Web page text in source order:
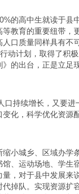
的高中生就读于县
教育的重要纽带，
口质量同样具有不
动计划，取得了积
的出台，正是立足
持续增长，又要进
化，科学优化资源
小城乡、区域办学
、运动场地、学生
，对于县中发展来
掉队。实现资源扩